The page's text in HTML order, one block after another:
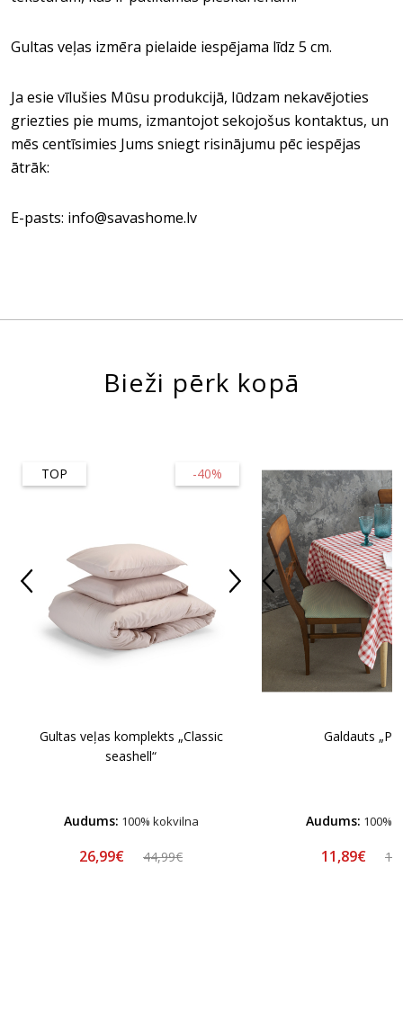
Gultas veļas izmēra pielaide iespējama līdz 5 cm.
Ja esie vīlušies Mūsu produkcijā, lūdzam nekavējoties
griezties pie mums, izmantojot sekojošus kontaktus, un
mēs centīsimies Jums sniegt risinājumu pēc iespējas
ātrāk:
E-pasts: info@savashome.lv
Bieži pērk kopā
-40%
TOP
Gultas veļas komplekts „Classic
seashell“
Audums: 100% kokvilna
26,99€ 44,99€
Galdauts
Audums: 100%
11,89€